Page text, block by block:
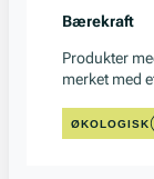
Bærekraft
Produkter
merket med
ØKOLOGISK